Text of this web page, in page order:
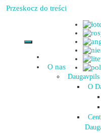
Przeskocz do treści
O nas
Daugavpils
O